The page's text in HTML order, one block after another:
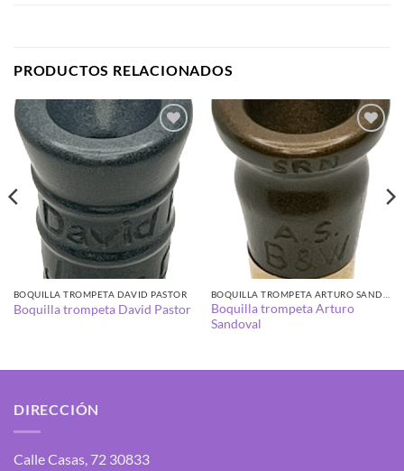
PRODUCTOS RELACIONADOS
Añadir
a la
lista de
deseos
BOQUILLA TROMPETA DAVID PASTOR
Boquilla trompeta David Pastor
Añadir
a la
lista de
deseos
Boquilla trompeta Arturo
Sandoval
DIRECCIÓN
Calle Casas, 72 30833